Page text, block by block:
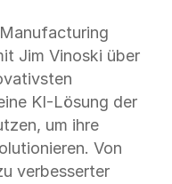
Jim Vinoski über
KI-Lösung der
um ihre
Von
verbesserter